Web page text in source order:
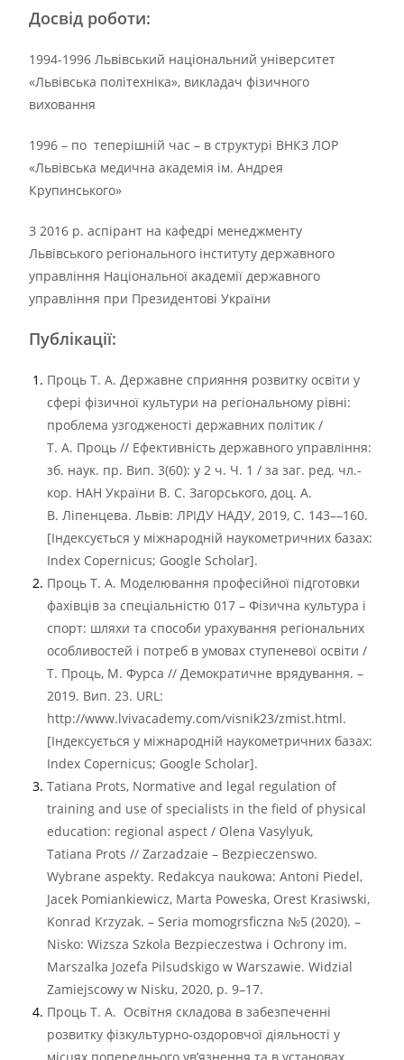
Досвід роботи:
1994-1996 Львівський національний університет
«Львівська політехніка», викладач фізичного
виховання
1996 – по теперішній час – в структурі ВНКЗ ЛОР
«Львівська медична академія ім. Андрея
Крупинського»
З 2016 р. аспірант на кафедрі менеджменту
Львівського регіонального інституту державного
управління Національної академії державного
управління при Президентові України
Публікації:
Проць Т. А. Державне сприяння розвитку освіти у
сфері фізичної культури на регіональному рівні:
проблема узгодженості державних політик /
Т. А. Проць // Ефективність державного управління:
зб. наук. пр. Вип. 3(60): у 2 ч. Ч. 1 / за заг. ред. чл.-
кор. НАН України В. С. Загорського, доц. А.
В. Ліпенцева. Львів: ЛРІДУ НАДУ, 2019, C. 143––160.
[Індексується у міжнародній наукометричних базах:
Index Copernicus; Google Scholar].
Проць Т. А. Моделювання професійної підготовки
фахівців за спеціальністю 017 – Фізична культура і
спорт: шляхи та способи урахування регіональних
особливостей і потреб в умовах ступеневої освіти /
Т. Проць, М. Фурса // Демократичне врядування. –
2019. Вип. 23. URL:
http://www.lvivacademy.com/visnik23/zmist.html.
[Індексується у міжнародній наукометричних базах:
Index Copernicus; Google Scholar].
Tatiana Prots, Normative and legal regulation of
training and use of specialists in the field of physical
education: regional aspect / Olena Vasylyuk,
Tatiana Prots // Zarzadzaie – Bezpieczenswo.
Wybrane aspekty. Redakcya naukowa: Antoni Piedel,
Jacek Pomiankiewicz, Marta Poweska, Orest Krasiwski,
Konrad Krzyzak. – Seria momogrsficzna №5 (2020). –
Nisko: Wizsza Szkola Bezpieczestwa i Ochrony im.
Marszalka Jozefa Pilsudskigo w Warszawie. Widzial
Zamiejscowy w Nisku, 2020, p. 9–17.
Проць Т. А. Освітня складова в забезпеченні
розвитку фізкультурно-оздоровчої діяльності у